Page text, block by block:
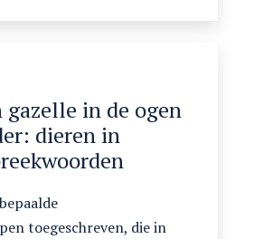
gazelle in de ogen
dieren in
toegeschreven, die in